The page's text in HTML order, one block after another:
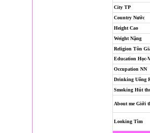
City TP
Country Nước
Height Cao
Weight Nặng
Religion Tôn
Education Học-
Occupation NN
Drinking Uống
Smoking Hút
About me Giới
Looking Tìm